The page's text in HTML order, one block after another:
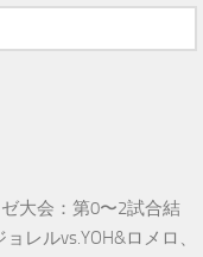
大会：第0〜2試合結
レルvs.YOH&ロメロ、